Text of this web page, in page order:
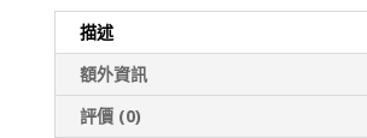
描述
額外資訊
評價 (0)